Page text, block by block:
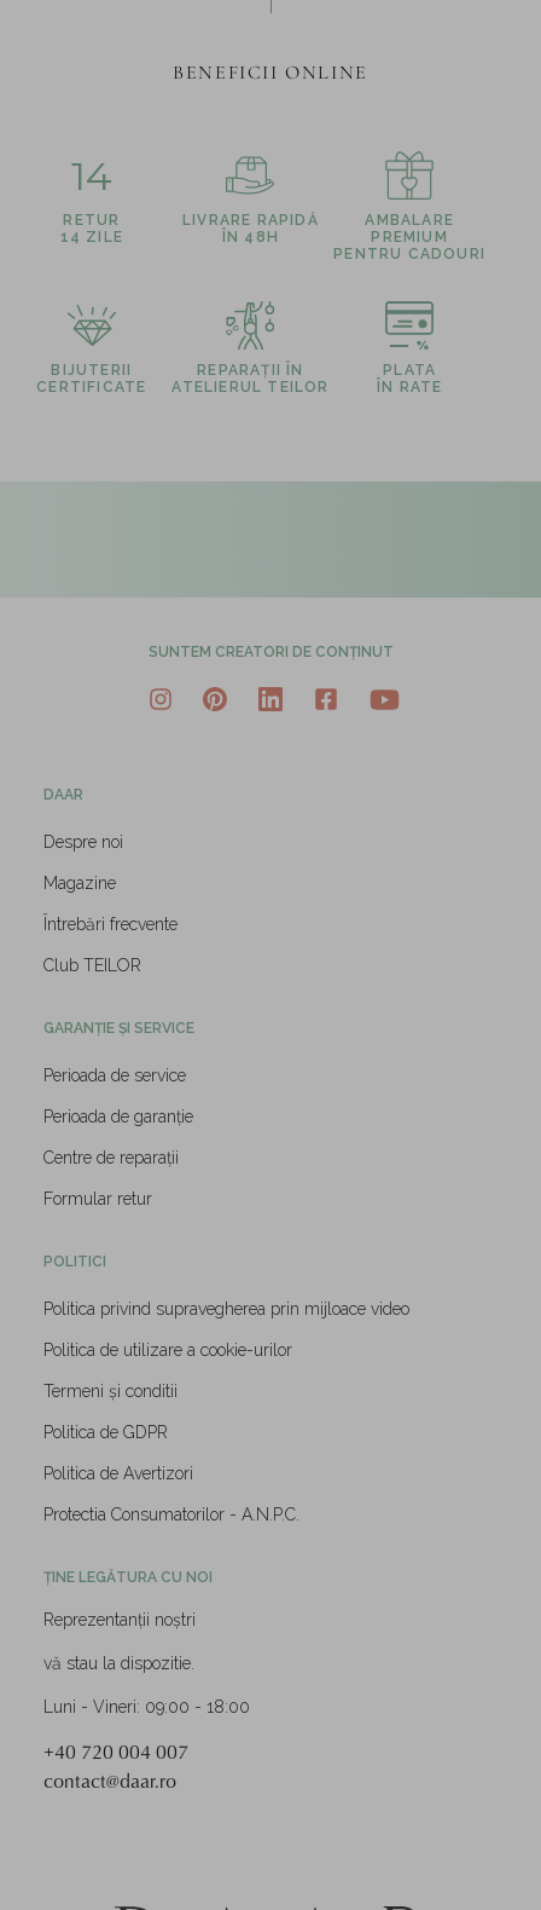
BENEFICII ONLINE
14
RETUR
14 ZILE
LIVRARE RAPIDĂ
ÎN 48H
AMBALARE
PREMIUM
PENTRU CADOURI
BIJUTERII
CERTIFICATE
REPARAȚII ÎN
ATELIERUL TEILOR
PLATA
ÎN RATE
SUNTEM CREATORI DE CONȚINUT
DAAR
Despre noi
Magazine
Întrebări frecvente
Club TEILOR
GARANȚIE ȘI SERVICE
Perioada de service
Perioada de garanție
Centre de reparații
Formular retur
POLITICI
Politica privind supravegherea prin mijloace video
Politica de utilizare a cookie-urilor
Termeni și conditii
Politica de GDPR
Politica de Avertizori
Protectia Consumatorilor - A.N.P.C.
ȚINE LEGĂTURA CU NOI
Reprezentanții noștri
vă stau la dispozitie.
Luni - Vineri: 09:00 - 18:00
+40 720 004 007
contact@daar.ro